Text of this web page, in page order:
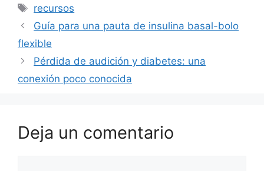
Etiquetas
recursos
Guía para una pauta de insulina basal-bolo
flexible
Pérdida de audición y diabetes: una
conexión poco conocida
Deja un comentario